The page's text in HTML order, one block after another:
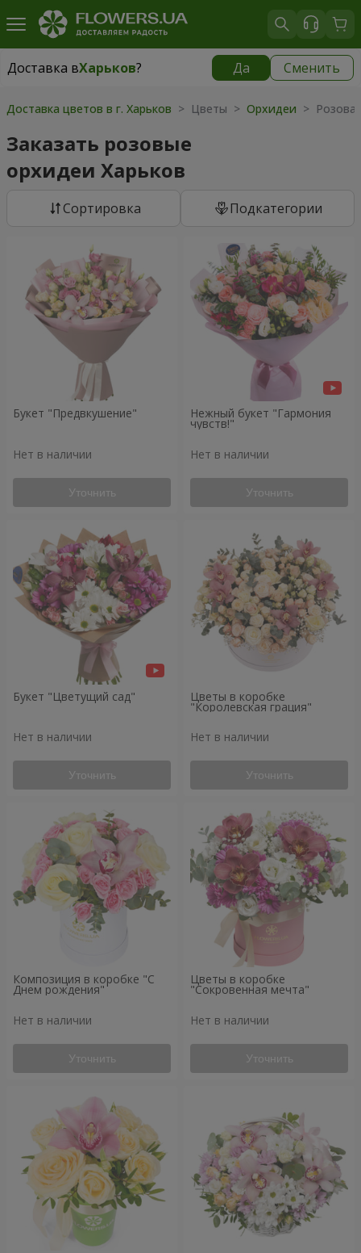
Доставка вХарьков? Да Сменить
Доставка вХарьков|
Доставка цветов в г. Харьков > Цветы > Орхидеи >
Заказать розовые
орхидеи Харьков
Cортировка Подкатегории
Букет "Предвкушение"
Нет в наличии
Уточнить
Нежный букет "Гармония
чувств!"
Нет в наличии
Уточнить
Букет "Цветущий сад"
Нет в наличии
Уточнить
Цветы в коробке
"Королевская грация"
Нет в наличии
Уточнить
Композиция в коробке "С
Днем рождения"
Нет в наличии
Уточнить
Цветы в коробке
"Сокровенная мечта"
Нет в наличии
Уточнить